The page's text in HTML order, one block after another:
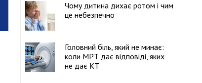
Чому дитина дихає ротом і чим
це небезпечно
Головний біль, який не минає:
коли МРТ дає відповіді, яких
не дає КТ